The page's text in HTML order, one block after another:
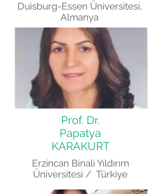
Duisburg-Essen Üniversitesi,
Almanya
Prof. Dr.
Papatya
KARAKURT
Erzincan Binali Yıldırım
Üniversitesi / Türkiye